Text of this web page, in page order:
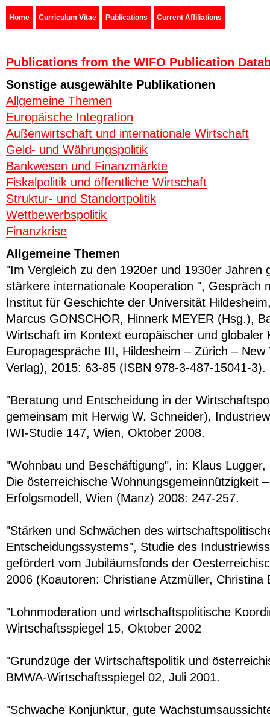
Home Curriculum Vitae Publications Current Affiliations
Publications from the WIFO Publication
Sonstige ausgewählte Publikationen
Allgemeine Themen
Europäische Integration
Außenwirtschaft und internationale Wirtschaft
Geld- und Währungspolitik
Bankwesen und Finanzmärkte
Fiskalpolitik und öffentliche Wirtschaft
Struktur- und Standortpolitik
Wettbewerbspolitik
Finanzkrise
Allgemeine Themen
"Im Vergleich zu den 1920er und 1930er Jahren
stärkere internationale Kooperation ", Gespräch
Institut für Geschichte der Universität
Marcus GONSCHOR, Hinnerk MEYER (Hsg.),
Wirtschaft im Kontext europäischer und globaler
Europagespräche III, Hildesheim – Zürich –
Verlag), 2015: 63-85 (ISBN 978-3-487-15041-3).
"Beratung und Entscheidung in der
gemeinsam mit Herwig W. Schneider),
IWI-Studie 147, Wien, Oktober 2008.
"Wohnbau und Beschäftigung", in: Klaus
Die österreichische Wohnungsgemeinnützigkeit
Erfolgsmodell, Wien (Manz) 2008: 247-257.
"Stärken und Schwächen des
Entscheidungssystems", Studie des
gefördert vom Jubiläumsfonds der
2006 (Koautoren: Christiane Atzmüller, Christina
"Lohnmoderation und wirtschaftspolitische
Wirtschaftsspiegel 15, Oktober 2002
"Grundzüge der Wirtschaftspolitik und
BMWA-Wirtschafts­spiegel 02, Juli 2001.
"Schwache Konjunktur, gute